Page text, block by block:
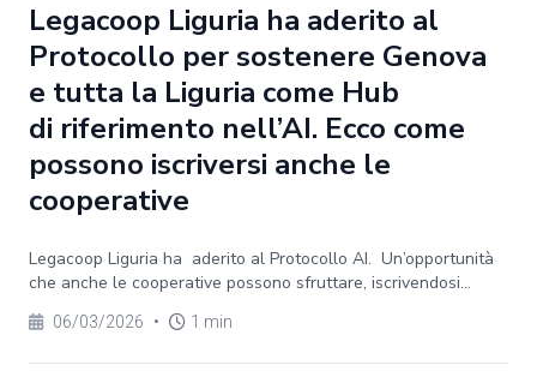
Legacoop Liguria ha aderito al
Protocollo per sostenere Genova
e tutta la Liguria come Hub
di riferimento nell’AI. Ecco come
possono iscriversi anche le
cooperative
Legacoop Liguria ha aderito al Protocollo AI. Un’opportunità
che anche le cooperative possono sfruttare, iscrivendosi...
06/03/2026 • 1 min